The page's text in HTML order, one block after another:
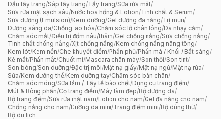
Dầu tẩy trang/Sáp tẩy trang/Tẩy trang/Sữa rửa mặt/
Sữa rửa mặt sạch sâu/Nước hoa hồng & Lotion/Tinh chất & Serum/
Sữa dưỡng (Emulsion)/Kem dưỡng/Gel dưỡng đa năng/Trị mụn/
Dưỡng sáng da/Chống lão hóa/Chăm sóc lỗ chân lông/Da nhạy cảm/
Chăm sóc mắt/Điều trị đốm nâu/thâm/Gel chống nắng/Sữa chống nắng/
Tinh chất chống nắng/Xịt chống nắng/Kem chống nắng nâng tông/
Kem lót/Kem nền/Che khuyết điểm/Phấn phủ/Phấn má / Khối / Bắt sáng/
Kẻ mắt/Phấn mắt/Chuốt mi/Mascara chân mày/Son thỏi/Son tint/
Son bóng/Son dưỡng/Đặc trị môi/Mặt nạ giấy/Mặt nạ ngủ/Mặt nạ rửa/
Sữa/Kem dưỡng thể/Kem dưỡng tay/Chăm sóc bàn chân/
Chăm sóc móng/Sữa tắm / Tẩy tế bào chết/Dụng cụ trang điểm/
Mút & Bông phấn/Cọ trang điểm/Máy làm đẹp/Bộ dưỡng da/
Bộ trang điểm/Sữa rửa mặt nam/Lotion cho nam/Gel đa năng cho nam/
Chống nắng cho nam/Dưỡng da mini/Trang điểm mini/Bộ dùng thử/
Bộ du lịch